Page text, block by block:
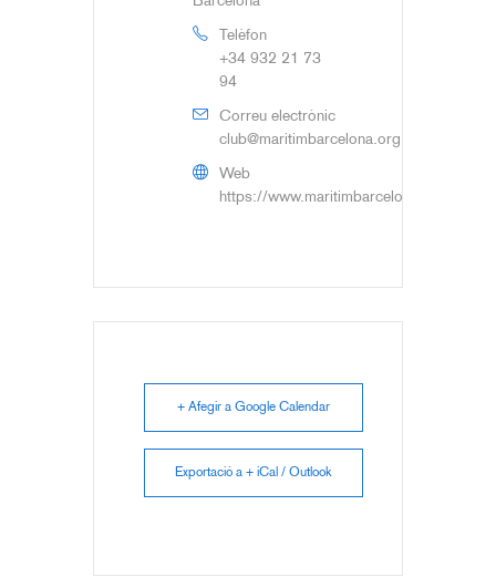
Telèfon
+34 932 21 73
94
Correu electrònic
club@maritimbarcelona.org
Web
https://www.maritimbarcelona.org
+ Afegir a Google Calendar
Exportació a + iCal / Outlook